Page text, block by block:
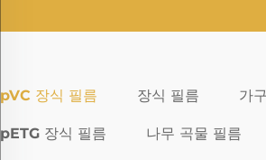
pVC 장식 필름 장식 필름 가
pETG 장식 필름 나무 곡물 필름